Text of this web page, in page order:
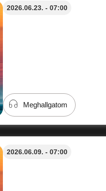
2026.06.23. - 07:00
Meghallgatom
2026.06.09. - 07:00